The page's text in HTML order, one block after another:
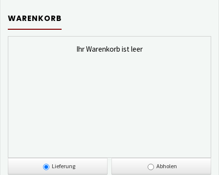
WARENKORB
Ihr Warenkorb ist leer
Lieferung Abholen